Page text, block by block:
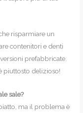
risparmiare un
contenitori e denti
prefabbricate.
piuttosto delizioso!
sale?
ma il problema è